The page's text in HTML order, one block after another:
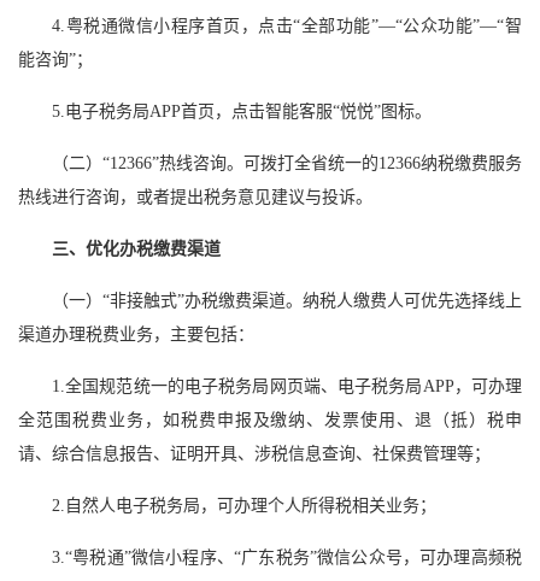
4.粤税通微信小程序首页，点击“全部功能”—“公众功能”—“智
能咨询”；
5.电子税务局APP首页，点击智能客服“悦悦”图标。
（二）“12366”热线咨询。可拨打全省统一的12366纳税缴费服务
热线进行咨询，或者提出税务意见建议与投诉。
三、优化办税缴费渠道
（一）“非接触式”办税缴费渠道。纳税人缴费人可优先选择线上
渠道办理税费业务，主要包括：
1.全国规范统一的电子税务局网页端、电子税务局APP，可办理
全范围税费业务，如税费申报及缴纳、发票使用、退（抵）税申
请、综合信息报告、证明开具、涉税信息查询、社保费管理等；
2.自然人电子税务局，可办理个人所得税相关业务；
3.“粤税通”微信小程序、“广东税务”微信公众号，可办理高频税